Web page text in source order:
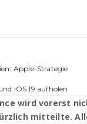
Apple-Strategie
iOS 19 aufholen
wird vorerst
mitteilte.